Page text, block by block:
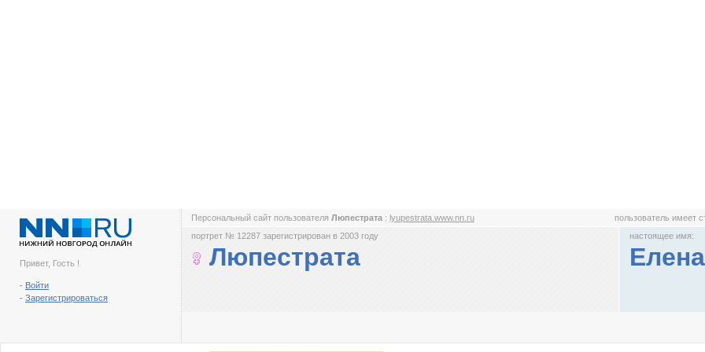
Привет, Гость !
- Войти
- Зарегистрироваться
Персональный сайт пользователя Люпестрата : lyupestrata.www.nn.ru пользователь имеет
портрет № 12287 зарегистрирован в 2003 году
Люпестрата
настоящее имя:
Елена